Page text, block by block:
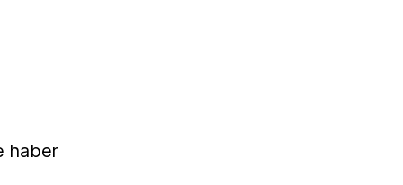
haber